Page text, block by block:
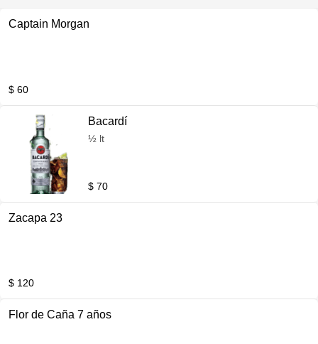
Captain Morgan
$ 60
Bacardí
½ lt
$ 70
Zacapa 23
$ 120
Flor de Caña 7 años